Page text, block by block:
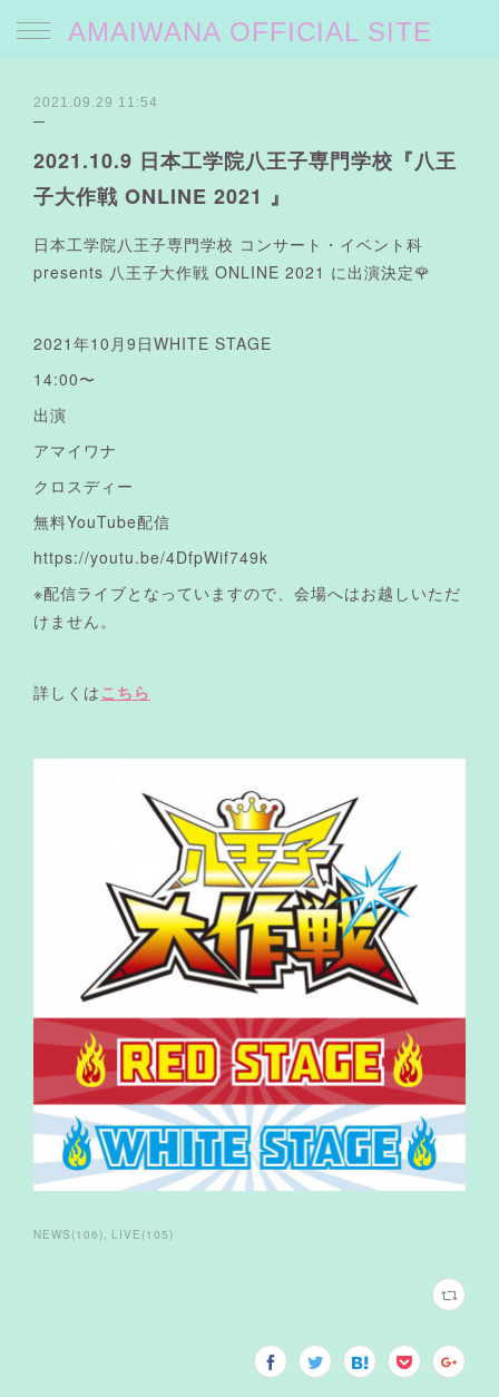
AMAIWANA OFFICIAL SITE
2021.09.29 11:54
2021.10.9 日本工学院八王子専門学校『八王
子大作戦 ONLINE 2021 』
日本工学院八王子専門学校 コンサート・イベント科
presents 八王子大作戦 ONLINE 2021 に出演決定🌹
2021年10月9日WHITE STAGE
14:00〜
出演
アマイワナ
クロスディー
無料YouTube配信
https://youtu.be/4DfpWif749k
※配信ライブとなっていますので、会場へはお越しいただ
けません。
詳しくはこちら
NEWS (106) LIVE (105)